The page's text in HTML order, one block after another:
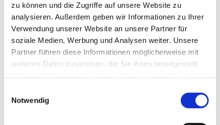
zu können und die Zugriffe auf unsere Website zu
analysieren. Außerdem geben wir Informationen zu Ihrer
Verwendung unserer Website an unsere Partner für
soziale Medien, Werbung und Analysen weiter. Unsere
Partner führen diese Informationen möglicherweise mit
weiteren Daten zusammen, die Sie ihnen bereitgestellt
Notwendig
übernimmt er die zentrale Verantwortung für die
Vertriebsorganisation bei „CFP Brands“. Kallerhoff bringt
Erfahrung aus leitenden Positionen in Vertrieb, Einkauf und
Category Management mit. Zuletzt war er als Senior Buying
Director International Brand Procurement und Prokurist bei „ALDI
Nord“ tätig. Zuvor hatte er verschiedene Führungspositionen bei
„L’Oréal“ und „Mars“ inne. Nach Angaben des Unternehmens soll
Kallerhoff die strategische Weiterentwicklung von „CFP Brands“
vorantreiben.